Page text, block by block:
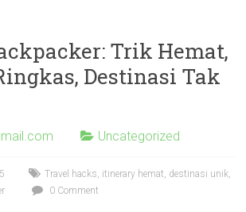
Trik Hemat,
Destinasi Tak
Uncategorized
Travel hacks, itinerary hemat, destinasi unik,
0 Comment